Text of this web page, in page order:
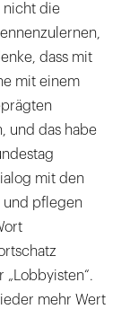
nicht die
dass mit
mit einem
und das habe
mit den
und pflegen
mehr Wert